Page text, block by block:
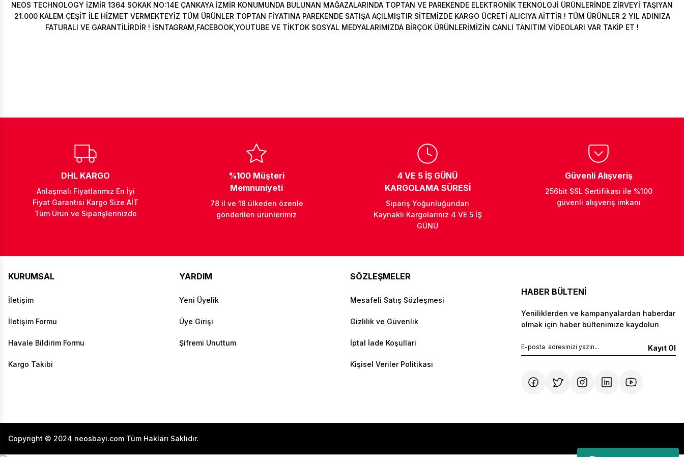
Yorum Yaz
Soru Sor
Deneyimini Paylaş
NEOS TECHNOLOGY İZMİR 1364 SOKAK NO:14E ÇANKAYA İZMİR KONUMUNDA BULUNAN MAĞAZALARINDA TOPTAN VE PAREKENDE ELEKTRONİK TEKNOLOJİ ÜRÜNLERİNDE ZİRVEYİ TAŞIYAN
21.000 KALEM ÇEŞİT İLE HİZMET VERMEKTEYİZ TÜM ÜRÜNLER TOPTAN FİYATINA PAREKENDE SATIŞA AÇILMIŞTIR SİTEMİZDE KARGO ÜCRETİ ALICIYA AİTTİR ! TÜM ÜRÜNLER 2 YIL ADINIZA
FATURALI VE GARANTİLİRDİR ! İSNTAGRAM,FACEBOOK,YOUTUBE VE TİKTOK SOSYAL MEDYALARIMIZDA BİRÇOK ÜRÜNLERİMİZİN CANLI TANITIM VİDEOLARI VAR TAKİP ET !
DHL KARGO
Anlaşmalı Fiyatlarımız En İyi
Fiyat Garantisi Kargo Size AİT
Tüm Ürün ve Siparişlerinizde
%100 Müşteri
Memnuniyeti
78 il ve 18 ülkeden özenle
gönderilen ürünlerimiz
4 VE 5 İŞ GÜNÜ
KARGOLAMA SÜRESİ
Sipariş Yoğunluğundan
Kaynaklı Kargolarınız 4 VE 5 İŞ
GÜNÜ
Güvenli Alışveriş
256bit SSL Sertifikası ile %100
güvenli alışveriş imkanı
KURUMSAL
İletişim
İletişim Formu
Havale Bildirim Formu
Kargo Takibi
YARDIM
Yeni Üyelik
Üye Girişi
Şifremi Unuttum
SÖZLEŞMELER
Mesafeli Satış Sözleşmesi
Gizlilik ve Güvenlik
İptal İade Koşullari
Kişisel Veriler Politikası
HABER BÜLTENİ
Yeniliklerden ve kampanyalardan haberdar
olmak için haber bültenimize kaydolun
Kayıt Ol
Copyright © 2024 neosbayi.com Tüm Hakları Saklıdır.